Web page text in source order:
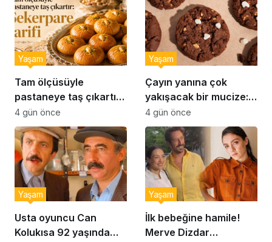
Tam ölçüsüyle
pastaneye taş çıkartır:
Şekerpare tarifi
Yaşam
4 gün önce
Çayın yanına çok
yakışacak bir mucize:
Brownie tadında ıslak
kurabiye tarifi…
Yaşam
4 gün önce
Usta oyuncu Can
Kolukısa 92 yaşında
Yaşam
İlk bebeğine hamile!
Merve Dizdar
Yaşam